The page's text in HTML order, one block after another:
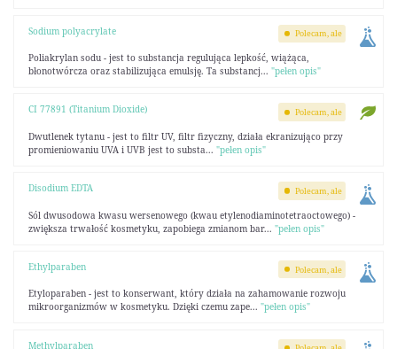
Sodium polyacrylate
Poliakrylan sodu - jest to substancja regulująca lepkość, wiążąca,
błonotwórcza oraz stabilizująca emulsję. Ta substancj... "pełen opis"
Polecam, ale
CI 77891 (Titanium Dioxide)
Dwutlenek tytanu - jest to filtr UV, filtr fizyczny, działa ekranizująco przy
promieniowaniu UVA i UVB jest to substa... "pełen opis"
Polecam, ale
Disodium EDTA
Sól dwusodowa kwasu wersenowego (kwau etylenodiaminotetraoctowego) -
zwiększa trwałość kosmetyku, zapobiega zmianom bar... "pełen opis"
Polecam, ale
Ethylparaben
Etyloparaben - jest to konserwant, który działa na zahamowanie rozwoju
mikroorganizmów w kosmetyku. Dzięki czemu zape... "pełen opis"
Polecam, ale
Methylparaben